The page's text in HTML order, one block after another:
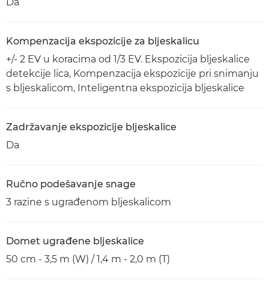
Kompenzacija ekspozicije za bljeskalicu
+/- 2 EV u koracima od 1/3 EV. Ekspozicija bljeskalice
detekcije lica, Kompenzacija ekspozicije pri snimanju
s bljeskalicom, Inteligentna ekspozicija bljeskalice
Zadržavanje ekspozicije bljeskalice
Da
Ručno podešavanje snage
3 razine s ugrađenom bljeskalicom
Domet ugrađene bljeskalice
50 cm - 3,5 m (W) / 1,4 m - 2,0 m (T)